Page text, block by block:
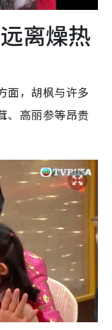
离燥热
，胡枫与许多
、高丽参等昂贵